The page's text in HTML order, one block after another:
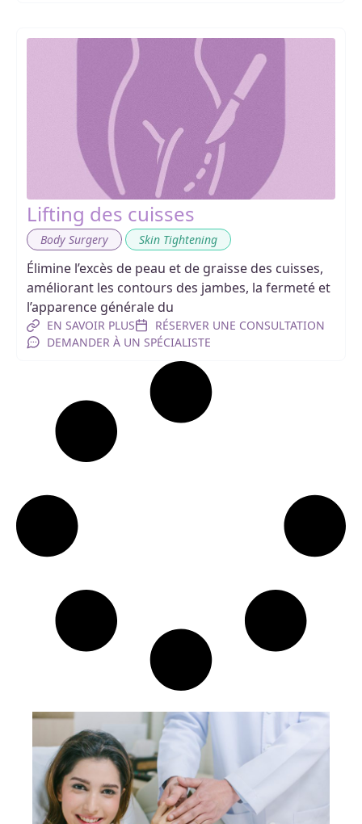
Lifting des cuisses
Body Surgery Skin Tightening
Élimine l’excès de peau et de graisse des cuisses,
améliorant les contours des jambes, la fermeté et
l’apparence générale du
EN SAVOIR PLUS
RÉSERVER UNE CONSULTATION
DEMANDER À UN SPÉCIALISTE